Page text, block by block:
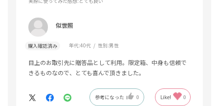
似世照
購入確認済み 年代:40代 性別:男性
目上のお取引先に贈答品として利用。限定箱、中身も信頼で
きるものなので、とても喜んで頂きました。
参考になった 0 Like! 0